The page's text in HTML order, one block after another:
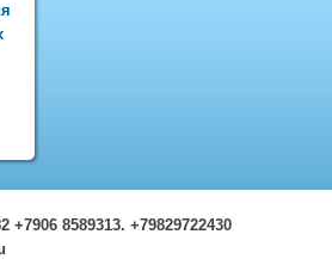
8589313. +79829722430